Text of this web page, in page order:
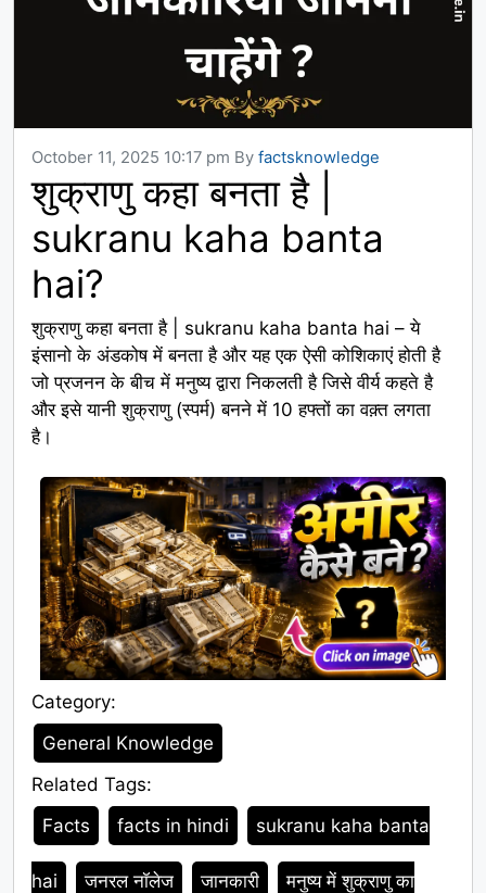
October 11, 2025 10:17 pm By factsknowledge
शुक्राणु कहा बनता है |
sukranu kaha banta
hai?
शुक्राणु कहा बनता है | sukranu kaha banta hai – ये
इंसानो के अंडकोष में बनता है और यह एक ऐसी कोशिकाएं होती है
जो प्रजनन के बीच में मनुष्य द्वारा निकलती है जिसे वीर्य कहते है
और इसे यानी शुक्राणु (स्पर्म) बनने में 10 हफ्तों का वक़्त लगता
है।
Category:
Category
General Knowledge
Related Tags:
Tags
Facts facts in hindi sukranu kaha banta
hai जनरल नॉलेज जानकारी मनुष्य में शुक्राणु का